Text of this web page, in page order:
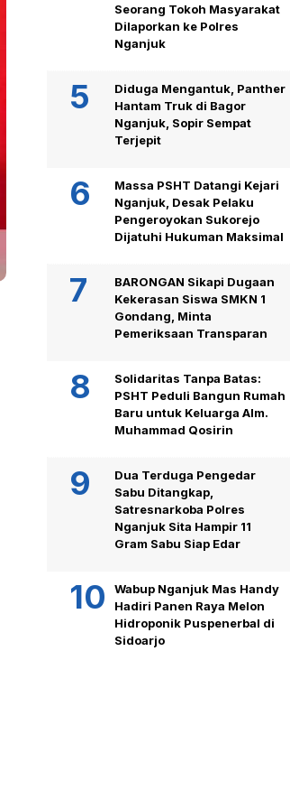
Seorang Tokoh Masyarakat
Dilaporkan ke Polres
Nganjuk
Diduga Mengantuk, Panther
Hantam Truk di Bagor
Nganjuk, Sopir Sempat
Terjepit
Massa PSHT Datangi Kejari
Nganjuk, Desak Pelaku
Pengeroyokan Sukorejo
Dijatuhi Hukuman Maksimal
BARONGAN Sikapi Dugaan
Kekerasan Siswa SMKN 1
Gondang, Minta
Pemeriksaan Transparan
Solidaritas Tanpa Batas:
PSHT Peduli Bangun Rumah
Baru untuk Keluarga Alm.
Muhammad Qosirin
Dua Terduga Pengedar
Sabu Ditangkap,
Satresnarkoba Polres
Nganjuk Sita Hampir 11
Gram Sabu Siap Edar
Wabup Nganjuk Mas Handy
Hadiri Panen Raya Melon
Hidroponik Puspenerbal di
Sidoarjo